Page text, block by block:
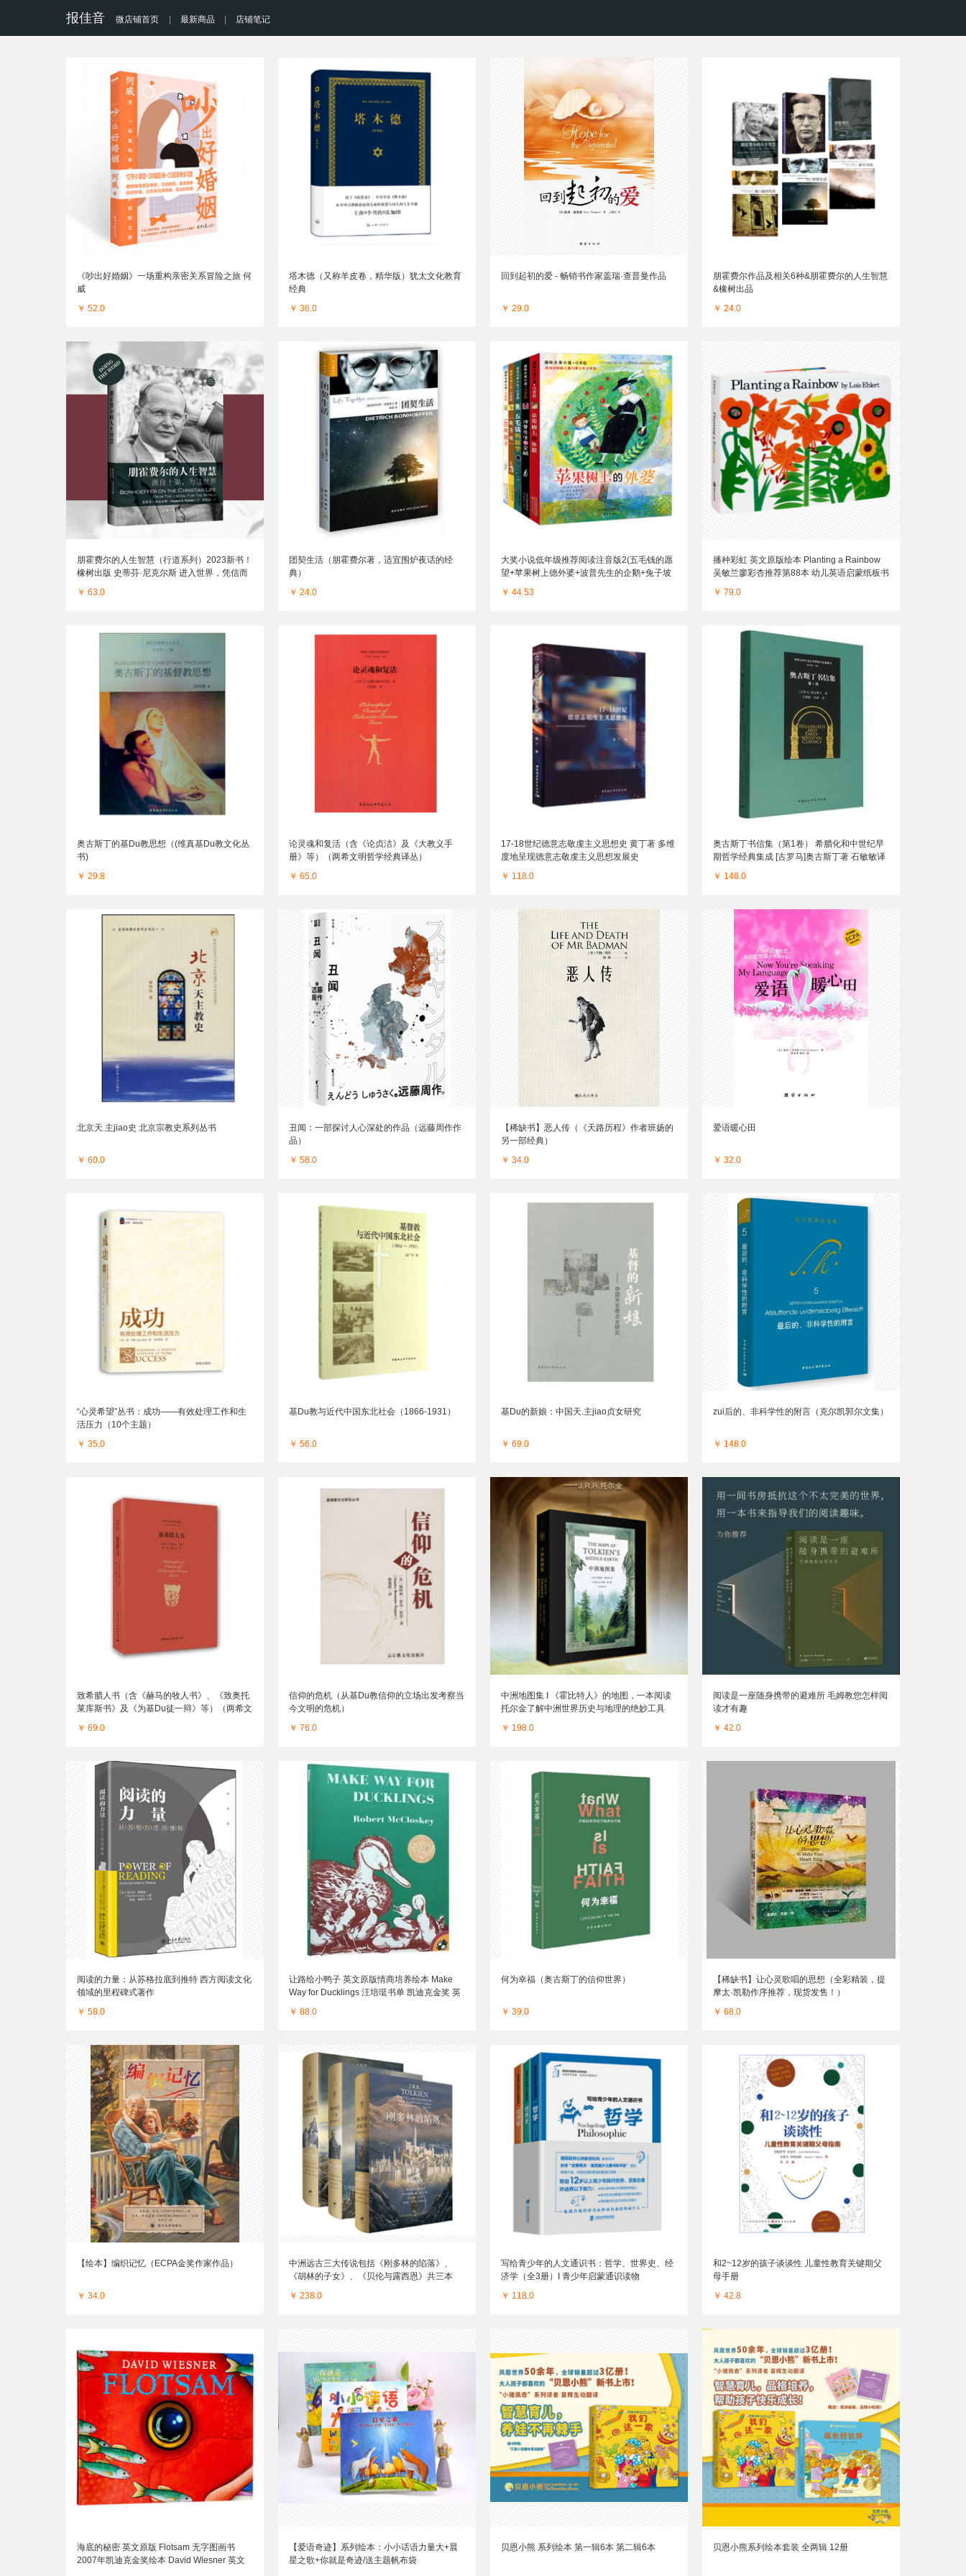
报佳音 微店铺首页 最新商品 店铺笔记
《吵出好婚姻》一场重构亲密关系冒险之旅 何
威
￥ 52.0
塔木德（又称羊皮卷，精华版）犹太文化教育
经典
￥ 36.0
回到起初的爱 - 畅销书作家盖瑞·查普曼作品
￥ 29.0
朋霍费尔作品及相关6种&朋霍费尔的人生智慧
&橡树出品
￥ 24.0
朋霍费尔的人生智慧（行道系列）2023新书！
橡树出版 史蒂芬·尼克尔斯 进入世界，凭信而
￥ 63.0
团契生活（朋霍费尔著，适宜围炉夜话的经
典）
￥ 24.0
大奖小说低年级推荐阅读注音版2(五毛钱的愿
望+苹果树上德外婆+波普先生的企鹅+兔子坡
￥ 44.53
播种彩虹 英文原版绘本 Planting a Rainbow
吴敏兰廖彩杏推荐第88本 幼儿英语启蒙纸板书
￥ 79.0
奥古斯丁的基Du教思想（(维真基Du教文化丛
书)
￥ 29.8
论灵魂和复活（含《论贞洁》及《大教义手
册》等）（两希文明哲学经典译丛）
￥ 65.0
17-18世纪德意志敬虔主义思想史 黄丁著 多维
度地呈现德意志敬虔主义思想发展史
￥ 118.0
奥古斯丁书信集（第1卷） 希腊化和中世纪早
期哲学经典集成 [古罗马]奥古斯丁著 石敏敏译
￥ 148.0
北京天.主jiao史 北京宗教史系列丛书
￥ 60.0
丑闻：一部探讨人心深处的作品（远藤周作作
品）
￥ 58.0
【稀缺书】恶人传（《天路历程》作者班扬的
另一部经典）
￥ 34.0
爱语暖心田
￥ 32.0
“心灵希望”丛书：成功——有效处理工作和生
活压力（10个主题）
￥ 35.0
基Du教与近代中国东北社会（1866-1931）
￥ 56.0
基Du的新娘：中国天.主jiao贞女研究
￥ 69.0
zui后的、非科学性的附言（克尔凯郭尔文集）
￥ 148.0
致希腊人书（含《赫马的牧人书》、《致奥托
莱库斯书》及《为基Du徒一辩》等）（两希文
￥ 69.0
信仰的危机（从基Du教信仰的立场出发考察当
今文明的危机）
￥ 76.0
中洲地图集 I 《霍比特人》的地图，一本阅读
托尔金了解中洲世界历史与地理的绝妙工具
￥ 198.0
阅读是一座随身携带的避难所 毛姆教您怎样阅
读才有趣
￥ 42.0
阅读的力量：从苏格拉底到推特 西方阅读文化
领域的里程碑式著作
￥ 58.0
让路给小鸭子 英文原版情商培养绘本 Make
Way for Ducklings 汪培珽书单 凯迪克金奖 英
￥ 88.0
何为幸福（奥古斯丁的信仰世界）
￥ 39.0
【稀缺书】让心灵歌唱的思想（全彩精装，提
摩太·凯勒作序推荐，现货发售！）
￥ 68.0
【绘本】编织记忆（ECPA金奖作家作品）
￥ 34.0
中洲远古三大传说包括《刚多林的陷落》、
《胡林的子女》、《贝伦与露西恩》共三本
￥ 238.0
写给青少年的人文通识书：哲学、世界史、经
济学（全3册）I 青少年启蒙通识读物
￥ 118.0
和2~12岁的孩子谈谈性 儿童性教育关键期父
母手册
￥ 42.8
海底的秘密 英文原版 Flotsam 无字图画书
2007年凯迪克金奖绘本 David Wiesner 英文
【爱语奇迹】系列绘本：小小话语力量大+晨
星之歌+你就是奇迹/送主题帆布袋
贝恩小熊 系列绘本 第一辑6本 第二辑6本 贝恩小熊系列绘本套装 全两辑 12册